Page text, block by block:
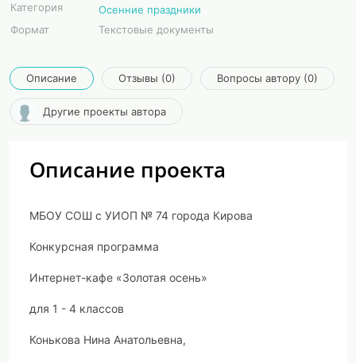
Категория
Осенние праздники
Формат
Текстовые документы
Описание Отзывы (0) Вопросы автору (0)
Другие проекты автора
Описание проекта
МБОУ СОШ с УИОП № 74 города Кирова
Конкурсная программа
Интернет-кафе «Золотая осень»
для 1 - 4 классов
Конькова Нина Анатольевна,